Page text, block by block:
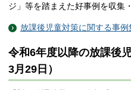
ジ」等を踏まえた好事例を収集
放課後児童対策に関する事
令和6年度以降の放課後
3月29日）